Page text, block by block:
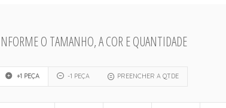
O TAMANHO, A COR E QUANTIDADE
+1 PEÇA -1 PEÇA PREENCHER A QTDE